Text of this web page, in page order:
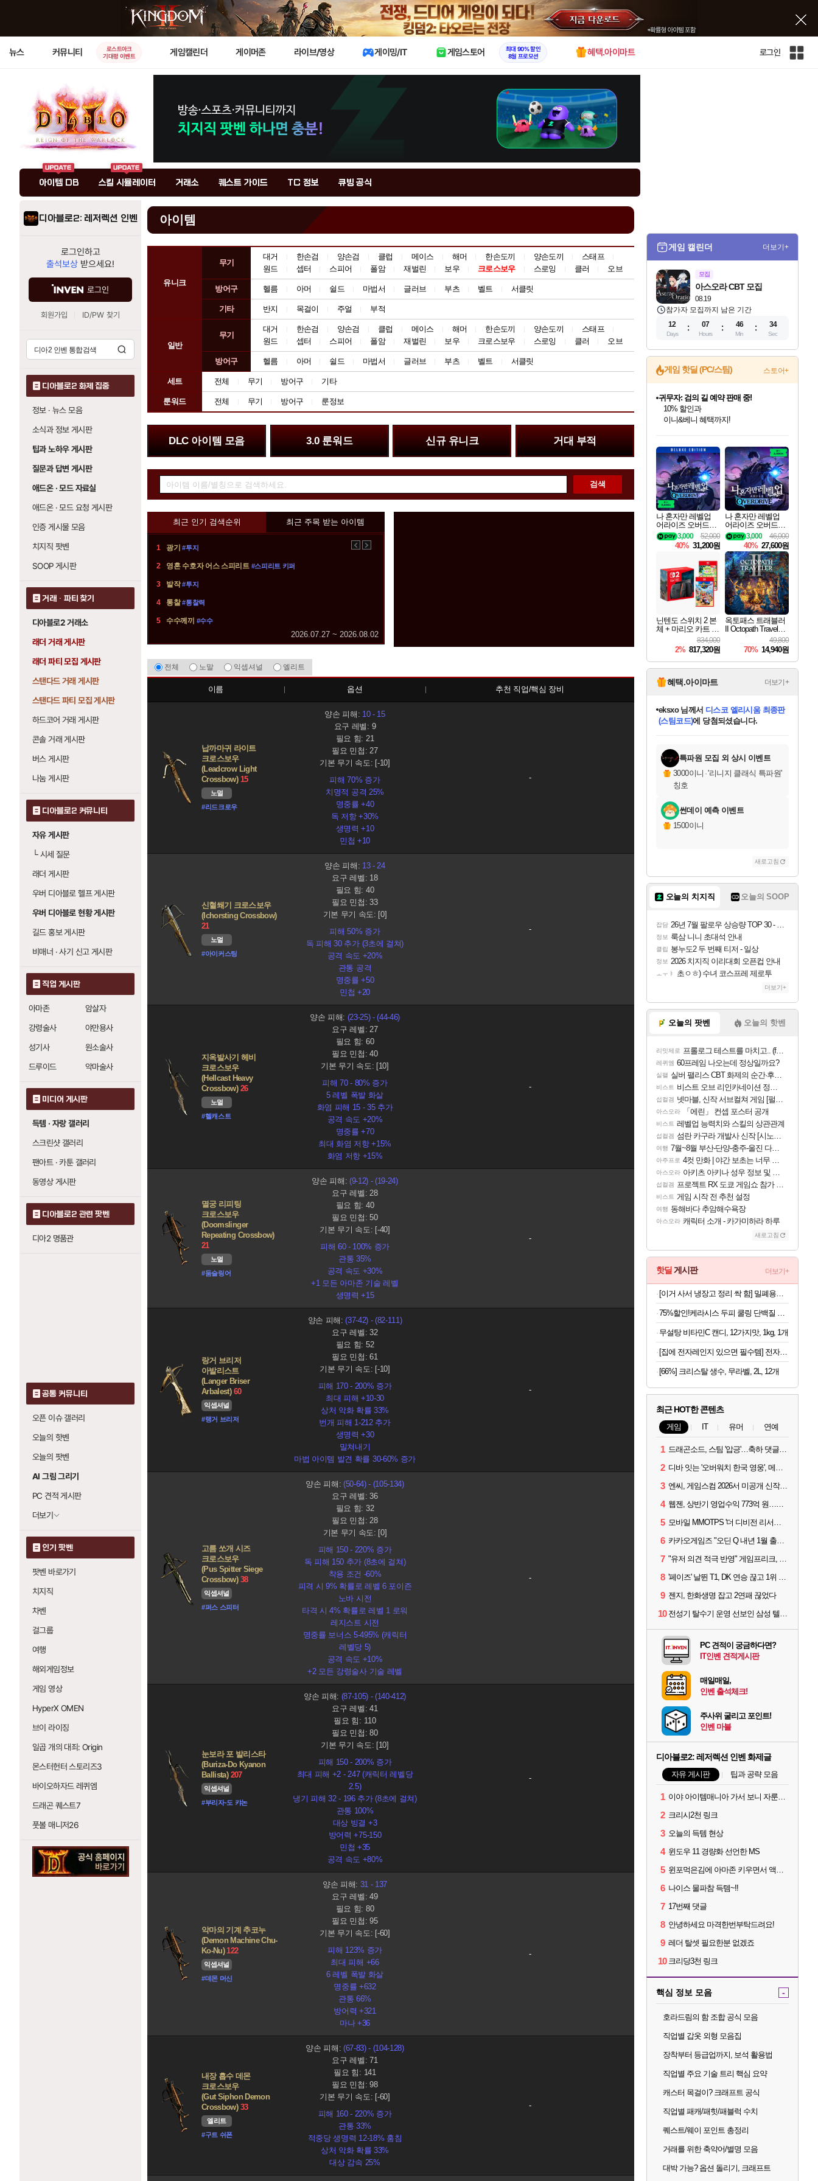
X
뉴스 커뮤니티
로스트아크
기대평 이벤트
게임캘린더 게이머존 라이브/영상 게이밍/IT 게임스토어
최대 90% 할인
8월 프로모션
혜택.아이마트 로그인
인
아이템 DB 스킬 시뮬레이터 거래소 퀘스트 가이드 TC 정보 큐빙 공식
디아블로2: 레저렉션 인벤
로그인하고
출석보상 받으세요!
로그인
회원가입 ID/PW 찾기
디아블로2 화제 집중
정보 · 뉴스 모음
소식과 정보 게시판
팁과 노하우 게시판
질문과 답변 게시판
애드온 · 모드 자료실
애드온 · 모드 요청 게시판
인증 게시물 모음
치지직 팟벤
SOOP 게시판
거래 · 파티 찾기
디아블로2 거래소
래더 거래 게시판
래더 파티 모집 게시판
스탠다드 거래 게시판
스탠다드 파티 모집 게시판
하드코어 거래 게시판
콘솔 거래 게시판
버스 게시판
나눔 게시판
디아블로2 커뮤니티
자유 게시판
└시세 질문
래더 게시판
우버 디아블로 헬프 게시판
우버 디아블로 현황 게시판
길드 홍보 게시판
비매너 · 사기 신고 게시판
직업 게시판
아마존
암살자
강령술사
야만용사
성기사
원소술사
드루이드
악마술사
미디어 게시판
득템 · 자랑 갤러리
스크린샷 갤러리
팬아트 · 카툰 갤러리
동영상 게시판
디아블로2 관련 팟벤
디아2 명품관
공통 커뮤니티
오픈 이슈 갤러리
오늘의 핫벤
오늘의 팟벤
AI 그림 그리기
PC 견적 게시판
더보기
인기 팟벤
팟벤 바로가기
치지직
차벤
걸그룹
여행
해외게임정보
게임 영상
HyperX OMEN
브이 라이징
일곱 개의 대죄: Origin
몬스터헌터 스토리즈3
바이오하자드 레퀴엠
드래곤 퀘스트7
풋볼 매니저26
아이템
유니크
무기
대거 한손검 양손검 클럽 메이스 해머 한손도끼 양손도끼
스태프
원드
셉터 스피어 폴암 재벌린 보우 크로스보우 스로잉 클러 오브
방어구 헬름 아머 쉴드 마법서 글러브 부츠 벨트 서클릿
기타 반지 목걸이 주얼 부적
일반
무기
대거 한손검 양손검 클럽 메이스 해머 한손도끼 양손도끼
스태프
원드
셉터 스피어 폴암 재벌린 보우 크로스보우 스로잉 클러 오브
방어구 헬름 아머 쉴드 마법서 글러브 부츠 벨트 서클릿
세트 전체 무기 방어구 기타
룬워드 전체 무기 방어구 룬정보
존
DLC 아이템 모음 3.0 룬워드 신규 유니크 거대 부적
템
검
검색
최근 인기 검색순위 최근 주목 받는 아이템
1 광기#투지
2 영혼 수호자 어스 스피리트 #스피리트 키퍼
3 발작#투지
4 통찰#통찰력
5 수수께끼 #수수
이다
2026.07.27 ~ 2026.08.02
유
니
무
전체 노말 익셉셔널 엘리트
이름 옵션 추천 직업/핵심 장비
납까마귀 라이트
크로스보우
(Leadcrow Light
Crossbow) 15
노멀
#리드크로우
양손 피해: 10 - 15
요구 레벨: 9
필요 힘: 21
필요 민첩: 27
기본 무기 속도: [-10]
피해 70% 증가
치명적 공격 25%
명중률 +40
독 저항 +30%
생명력 +10
민첩 +10
-
신혈쐐기 크로스보우
(Ichorsting Crossbow)
21
노멀
#아이커스팅
양손 피해: 13 - 24
요구 레벨: 18
필요 힘: 40
필요 민첩: 33
기본 무기 속도: [0]
피해 50% 증가
독 피해 30 추가 (3초에 걸쳐)
공격 속도 +20%
관통 공격
명중률 +50
민첩 +20
-
지옥발사기 헤비
크로스보우
(Hellcast Heavy
Crossbow) 26
노멀
#헬캐스트
양손 피해: (23-25) - (44-46)
요구 레벨: 27
필요 힘: 60
필요 민첩: 40
기본 무기 속도: [10]
피해 70 - 80% 증가
5 레벨 폭발 화살
화염 피해 15 - 35 추가
공격 속도 +20%
명중률 +70
최대 화염 저항 +15%
화염 저항 +15%
-
멸궁 리피팅
크로스보우
(Doomslinger
Repeating Crossbow)
21
노멀
#둠슬링어
양손 피해: (9-12) - (19-24)
요구 레벨: 28
필요 힘: 40
필요 민첩: 50
기본 무기 속도: [-40]
피해 60 - 100% 증가
관통 35%
공격 속도 +30%
+1 모든 아마존 기술 레벨
생명력 +15
-
랑거 브리저
아발리스트
(Langer Briser
Arbalest) 60
익셉셔널
#랭거 브리저
양손 피해:(37-42) - (82-111)
요구 레벨: 32
필요 힘: 52
필요 민첩: 61
기본 무기 속도: [-10]
피해 170 - 200% 증가
최대 피해 +10-30
상처 악화 확률 33%
번개 피해 1-212 추가
생명력 +30
밀쳐내기
마법 아이템 발견 확률 30-60% 증가
-
고름 쏘개 시즈
크로스보우
(Pus Spitter Siege
Crossbow) 38
익셉셔널
#퍼스 스피터
양손 피해: (50-64) - (105-134)
요구 레벨: 36
필요 힘: 32
필요 민첩: 28
기본 무기 속도: [0]
피해 150 - 220% 증가
독 피해 150 추가 (8초에 걸쳐)
착용 조건 -60%
피격 시 9% 확률로 레벨 6 포이즌
노바 시전
타격 시 4% 확률로 레벨 1 로워
레지스트 시전
명중률 보너스 5-495% (캐릭터
레벨당 5)
공격 속도 +10%
+2 모든 강령술사 기술 레벨
-
눈보라 포 발리스타
(Buriza-Do Kyanon
Ballista) 207
익셉셔널
#부리자-도 캬논
양손 피해: (87-105) - (140-412)
요구 레벨: 41
필요 힘: 110
필요 민첩: 80
기본 무기 속도: [10]
피해 150 - 200% 증가
최대 피해 +2 - 247 (캐릭터 레벨당
2.5)
냉기 피해 32 - 196 추가 (8초에 걸쳐)
관통 100%
대상 빙결 +3
방어력 +75-150
민첩 +35
공격 속도 +80%
-
악마의 기계 추코누
(Demon Machine Chu-
Ko-Nu) 122
익셉셔널
#데몬 머신
양손 피해: 31 - 137
요구 레벨: 49
필요 힘: 80
필요 민첩: 95
기본 무기 속도: [-60]
피해 123% 증가
최대 피해 +66
6 레벨 폭발 화살
명중률 +632
관통 66%
방어력 +321
마나 +36
-
내장 흡수 데몬
크로스보우
(Gut Siphon Demon
Crossbow) 33
엘리트
#구트 쉬폰
양손 피해: (67-83) - (104-128)
요구 레벨: 71
필요 힘: 141
필요 민첩: 98
기본 무기 속도: [-60]
피해 160 - 220% 증가
관통 33%
적중당 생명력 12-18% 훔침
상처 악화 확률 33%
대상 감속 25%
-
게임 캘린더 더보기+
모집
08.19
아스오라 CBT 모집
참가자 모집까지 남은 기간
12
Days
07
Hours
46
Min
33
Sec
게임 핫딜 (PC/스팀) 스토어+
최대 90% 할인가를 만나보세요!
네이버혜택과 함께 만나보세요!
50%할인&추가 적립까지!
귀무자: 검의 길 예약 판매 중!
10% 할인과
이니&베니 혜택까지!
네이버 혜택가와 함께 예약하세요!
할인&네이버혜택으로 만나보세요!
네이버페이 혜택과 만나보세요!
40주년 프로모션으로 만나보세요!
네이버 포인트 혜택까지!
할인가에 만나보세요!
일부 에디션 상시 할인!
혜택으로 예약 판매 중
편안하게 충전하세요
나 혼자만 레벨업
어라이즈 오버드라
이브 디럭스 에디션
Solo Leveling Arise
Overdrive Deluxe Edi
52,000
3,000
40% 31,200원
나 혼자만 레벨업
어라이즈 오버드라
이브 Solo Leveling A
rise
46,000
3,000
40% 27,600원
닌텐도 스위치 2 본
체 + 마리오 카트 월
드 + 포켓몬 포코피
아 번들
834,000
2% 817,320원
옥토패스 트래블러
II Octopath Traveler I
49,800
70% 14,940원
혜택.아이마트 더보기+
당첨되셨습니다.
당첨되셨습니다.
eksxo님께서 디스코 엘리시움 최종판
(스팀코드)에 당첨되셨습니다.
당첨되셨습니다.
당첨되셨습니다.
에디션 (스팀코드)를 교환.
당첨되셨습니다.
당첨되셨습니다.
당첨되셨습니다.
당첨되셨습니다.
특파원 모집 외 상시 이벤트
3000이니 ·'리니지 클래식 특파원'
칭호
썬데이 예측 이벤트
1500이니
새로고침
오늘의 치지직 오늘의 SOOP
잡담 26년 7월 팔로우 상승량 TOP 30 - 월간 치지직
정보 룩삼 니니 초대석 안내
클립 봉누도2 두 번째 티저 - 일상
정보 2026 치지직 이리대회 오픈컵 안내
ㅗㅜㅑ 초ㅇㅎ) 수녀 코스프레 제로투
더보기+
오늘의 팟벤 오늘의 핫벤
리밋제로 프롤로그 테스트를 마치고.. (feat. 리아)
레퀴엠 60프레임 나오는데 정상일까요?
실팰 실버 팰리스 CBT 화제의 순간·후기 모음
비스트 비스트 오브 리인카네이션 정보/공략글 모음
섭컬겜 넷마블, 신작 서브컬쳐 게임 [펄 인 블루] 티저 사이트 오픈
아스오라 「에린」 컨셉 포스터 공개
비스트 레벨업 능력치와 스킬의 상관관계
섭컬겜 섬란 카구라 개발사 신작 [시노비 넥서스] 연내 출시 예정
여행 7월~8월 부산-단양-충주-울진 다녀왔어요~
아주프로 4컷 만화 | 야간 보초는 너무 힘들어
아스오라 아키츠 아키나 성우 정보 및 주요 필모
섭컬겜 프로젝트 RX 도쿄 게임쇼 참가 결정
비스트 게임 시작 전 추천 설정
여행 동해바다 추암해수욕장
아스오라 캐릭터 소개 - 카가미하라 하루
새로고침
핫딜 게시판 더보기+
무설탕 비타민C 캔디, 12가지맛, 1kg, 1개
[집에 전자레인지 있으면 필수템] 전자레인지 스팀 청소인형 x 2개
[66%] 크리스탈 생수, 무라벨, 2L, 12개
최근 HOT한 콘텐츠
게임 IT 유머 연예
1 드래곤소드, 스팀 '압긍'…축하 댓글 달고 게임 코드 받자!
2 디바 잇는 '오버워치 한국 영웅', 메카 파일럿 디몬 나온다
3 엔씨, 게임스컴 2026서 미공개 신작 최초 공개
4 웹젠, 상반기 영업수익 773억 원…순이익 89% 증가
5 모바일 MMOTPS '더 디비전 리서전스', 6일 스팀에도 출시
6 카카오게임즈 "오딘 Q 내년 1월 출시, 연기는 없다"
7 "유저 의견 적극 반영" 게임프리크, 비스트 오브 리인카네이션 개선 나선다
8 '페이즈' 날뛴 T1, DK 연승 끊고 1위 지켜
9 젠지, 한화생명 잡고 2연패 끊었다
10 전성기 탈수기 운영 선보인 삼성 텔레콤, 3:0 완승
PC 견적이 궁금하다면?
IT인벤 견적게시판
매일매일,
인벤 출석체크!
주사위 굴리고 포인트!
인벤 마블
디아블로2: 레저렉션 인벤 화제글
자유 게시판 팁과 공략 모음
1 이야 아이템매니아 가서 보니 자룬이 뭐 3~4000원 하네요?
2 크리시2천 링크
3 오늘의 득템 현상
4 윈도우 11 경량화 선언한 MS
5 윈포먹은김에 아마존 키우면서 액트미는데 자룬이?
6 나이스 물파참 득템~!!
7 17번째 댓글
8 안녕하세요 마격한번부탁드려요!
9 레더 탈셋 필요한분 없겠죠
10 크리당3천 링크
핵심 정보 모음 -
호라드림의 함 조합 공식 모음
직업별 갑옷 외형 모음집
장착부터 등급업까지, 보석 활용법
직업별 주요 기술 트리 핵심 요약
캐스터 목걸이? 크래프트 공식
직업별 패캐/패힛/패블럭 수치
퀘스트/웨이 포인트 총정리
거래를 위한 축약어/별명 모음
대박 가능? 옵션 돌리기, 크래프트